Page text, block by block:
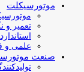
موتورسیکلت
تعمیر و
علمی و
صنعت